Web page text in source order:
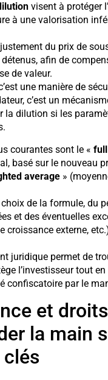
visent à protéger
à une valorisation
du prix de
afin de
de valeur.
une manière de
c’est un
la dilution si les
courantes sont le «
basé sur le nouveau
average »
de la formule, du
et des éventuelles
croissance externe,
juridique permet de
l’investisseur tout
confiscatoire par le
et
la main